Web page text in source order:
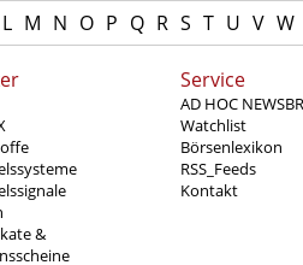
L M N O P Q R S T U V W
&
Service
AD HOC
Watchlist
Börsenlexikon
RSS_Feeds
Kontakt